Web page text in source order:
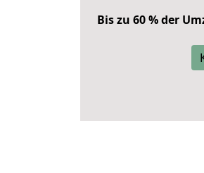
Bis zu 60 % der